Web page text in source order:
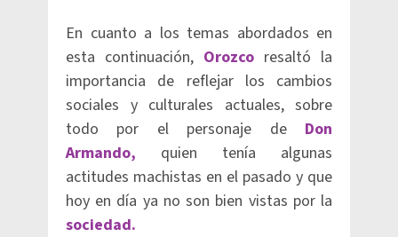
En cuanto a los temas abordados en
esta continuación, Orozco resaltó la
importancia de reflejar los cambios
sociales y culturales actuales, sobre
todo por el personaje deDon
Armando, quien tenía algunas
actitudes machistas en el pasado y que
hoy en día ya no son bien vistas por la
sociedad.